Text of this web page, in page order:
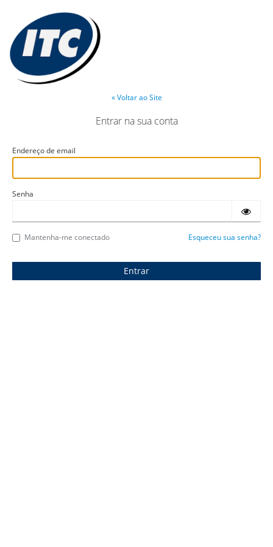
« Voltar ao Site
Entrar na sua conta
Endereço de email
Senha
Mantenha-me conectado Esqueceu sua senha?